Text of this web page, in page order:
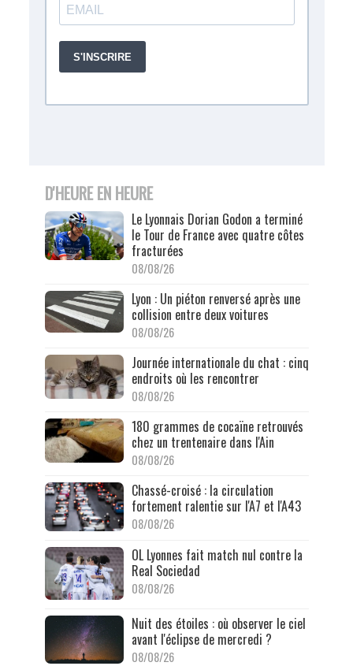
D'HEURE EN HEURE
Le Lyonnais Dorian Godon a terminé
le Tour de France avec quatre côtes
fracturées
08/08/26
Lyon : Un piéton renversé après une
collision entre deux voitures
08/08/26
Journée internationale du chat : cinq
endroits où les rencontrer
08/08/26
180 grammes de cocaïne retrouvés
chez un trentenaire dans l'Ain
08/08/26
Chassé-croisé : la circulation
fortement ralentie sur l'A7 et l'A43
08/08/26
OL Lyonnes fait match nul contre la
Real Sociedad
08/08/26
Nuit des étoiles : où observer le ciel
avant l'éclipse de mercredi ?
08/08/26